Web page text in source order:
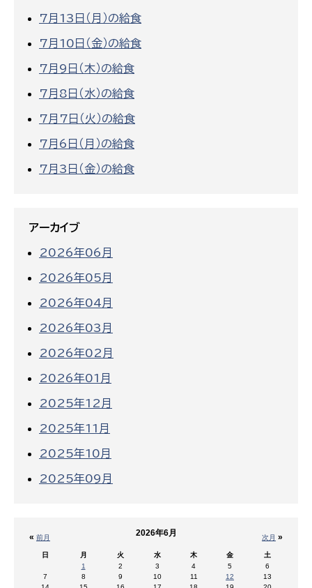
7月13日（月）の給食
7月10日（金）の給食
7月9日（木）の給食
7月8日（水）の給食
7月7日（火）の給食
7月6日（月）の給食
7月3日（金）の給食
アーカイブ
2026年06月
2026年05月
2026年04月
2026年03月
2026年02月
2026年01月
2025年12月
2025年11月
2025年10月
2025年09月
« 前月 次月 »
2026年6月
日 月 火 水 木 金
土
1
2 3 4 5
6
7
8 9 10 11 12
13